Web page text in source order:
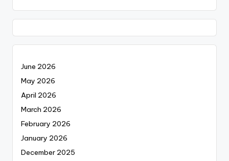
June 2026
May 2026
April 2026
March 2026
February 2026
January 2026
December 2025